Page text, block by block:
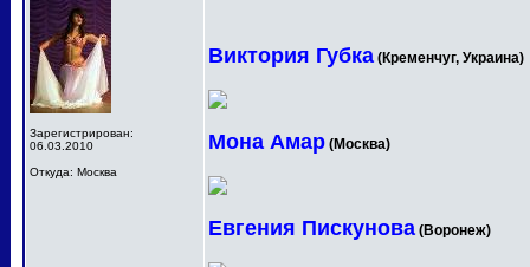
Зарегистрирован:
06.03.2010
Откуда: Москва
Виктория Губка (Кременчуг, Украина)
Мона Амар (Москва)
Евгения Пискунова (Воронеж)